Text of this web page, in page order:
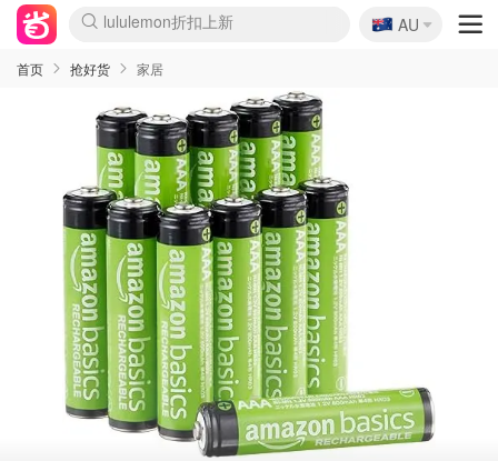
lululemon折扣上新
Sasa美妆护肤3.5折
SSENSE年中2.5折
FreshBeauty好价汇总
Cettire降价+叠9折
WWS Coles超市实拍
viagogo二手票捡漏
Myer超级周末
The Outnet奢牌1折起
David Jones 3折起
Flannels大牌1折
Perfumes Club护肤1折
AMIRO面罩$251
Amazon折扣汇总
eToro入金$200送$50
Amazon数码好物
ICONIC本周7.5折
ThedoubleF高奢地板价
Moose Knuckles 6折
丝芙兰5折起
EUFY摄像头$98
Selenichast首饰2折
Trip机票酒店促销
YSL送5件彩妆礼
Amazon家居好物
Amazon美妆护肤
雅漾大喷$8
过敏原检测盒$33
伊索独家赠50ml沐浴露
科颜氏高保湿面霜$29
SEALIFE海洋馆门票6折
丝塔芙大白罐$16
订阅Newsletter送香薰
Cult Beauty 6.8折
Harrods圣诞日历$525
LN-CC奢牌私促3折
d'Alba空姐喷雾$16
EVE LOM套装£56
Bernardelli独家4折
Adore Beauty 6折起
CT圣诞日历
Mytheresa奢品2.7折
Luxury Escapes 9折
Currentbody美容仪$881
MOON Garden Live
Roborock扫地机$649
Tingo Life水杯$24
Valentino官网5折
CR洗护套装$23
修丽可4件套$159
Myer彩妆2件7折
GANNI官网4.5折
Stylevana韩妆4折
Tessabit高奢8.5折
OGX洗发水$11
Amazon阿德莱德次日达
卡诗8.5折+赠礼
Philips Hue灯具8折
🇦🇺
AU
首页 抢好货 家居